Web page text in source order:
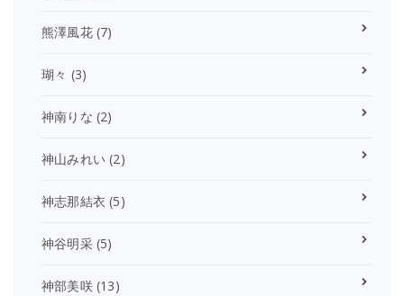
熊澤風花(7)
瑚々 (3)
神南りな (2)
神山みれい (2)
神志那結衣 (5)
神谷明采(5)
神部美咲(13)